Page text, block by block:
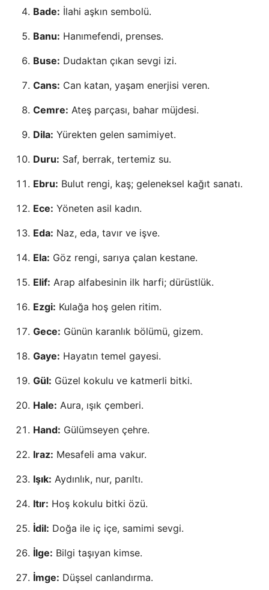
Bade: İlahi aşkın sembolü.
Banu: Hanımefendi, prenses.
Buse: Dudaktan çıkan sevgi izi.
Cans: Can katan, yaşam enerjisi veren.
Cemre: Ateş parçası, bahar müjdesi.
Dila: Yürekten gelen samimiyet.
Duru: Saf, berrak, tertemiz su.
Ebru: Bulut rengi, kaş; geleneksel kağıt sanatı.
Ece: Yöneten asil kadın.
Eda: Naz, eda, tavır ve işve.
Ela: Göz rengi, sarıya çalan kestane.
Elif: Arap alfabesinin ilk harfi; dürüstlük.
Ezgi: Kulağa hoş gelen ritim.
Gece: Günün karanlık bölümü, gizem.
Gaye: Hayatın temel gayesi.
Gül: Güzel kokulu ve katmerli bitki.
Hale: Aura, ışık çemberi.
Hand: Gülümseyen çehre.
Iraz: Mesafeli ama vakur.
Işık: Aydınlık, nur, parıltı.
Itır: Hoş kokulu bitki özü.
İdil: Doğa ile iç içe, samimi sevgi.
İlge: Bilgi taşıyan kimse.
İmge: Düşsel canlandırma.